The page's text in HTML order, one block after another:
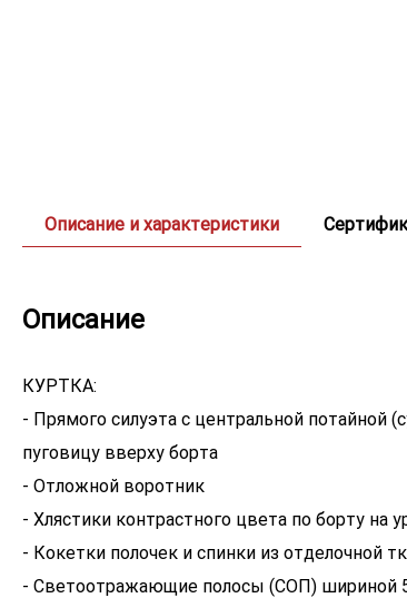
Описание и характеристики
Описание
КУРТКА:
- Прямого силуэта с центральной потайной
пуговицу вверху борта
- Отложной воротник
- Хлястики контрастного цвета по борту на
- Кокетки полочек и спинки из отделочной
- Светоотражающие полосы (СОП) шириной